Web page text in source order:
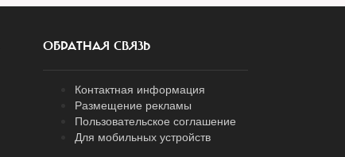
ОБРАТНАЯ СВЯЗЬ
Контактная информация
Размещение рекламы
Пользовательское соглашение
Для мобильных устройств